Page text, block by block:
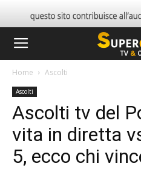
Home Ascolti
Ascolti
Ascolti tv del
vita in diretta
5, ecco chi